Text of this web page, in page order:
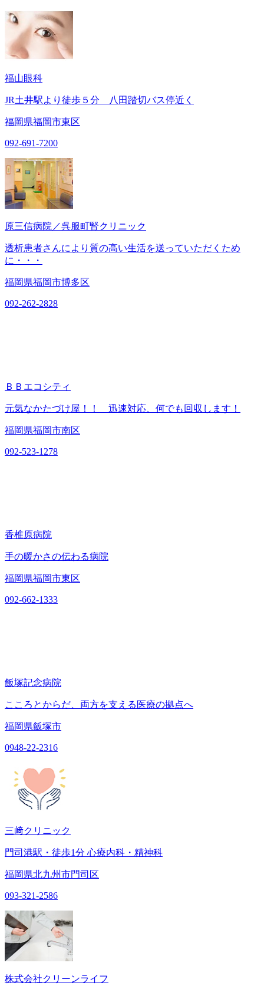
福山眼科
JR土井駅より徒歩５分 八田踏切バス停近く
福岡県福岡市東区
092-691-7200
原三信病院／呉服町腎クリニック
透析患者さんにより質の高い生活を送っていただくため
に・・・
福岡県福岡市博多区
092-262-2828
ＢＢエコシティ
元気なかたづけ屋！！ 迅速対応、何でも回収します！
福岡県福岡市南区
092-523-1278
香椎原病院
手の暖かさの伝わる病院
福岡県福岡市東区
092-662-1333
飯塚記念病院
こころとからだ、両方を支える医療の拠点へ
福岡県飯塚市
0948-22-2316
三﨑クリニック
門司港駅・徒歩1分 心療内科・精神科
福岡県北九州市門司区
093-321-2586
株式会社クリーンライフ